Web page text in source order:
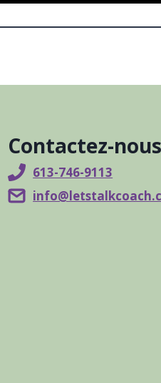
Contactez-nous
613-746-9113